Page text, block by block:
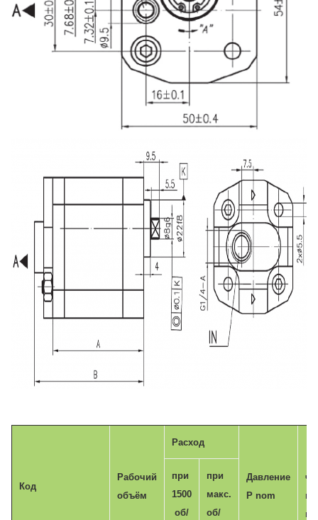
Код
Рабочий
объём
Расход
Давление
P nom
n
при
1500
об/
при
макс.
об/